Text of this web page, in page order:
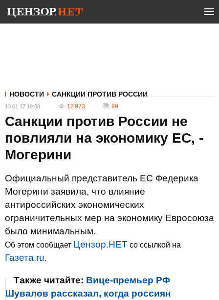
НОВОСТИ САНКЦИИ ПРОТИВ РОССИИ
13.01.17 19:08 12 973 99
Санкции против России не
повлияли на экономику ЕС, -
Могерини
Официальный представитель ЕС Федерика
Могерини заявила, что влияние
антироссийских экономических
ограничительных мер на экономику Евросоюза
было минимальным.
Об этом сообщает Цензор.НЕТ со ссылкой на
Газета.ru.
Также читайте: Вице-премьер РФ
Шувалов рассказал, когда россиян